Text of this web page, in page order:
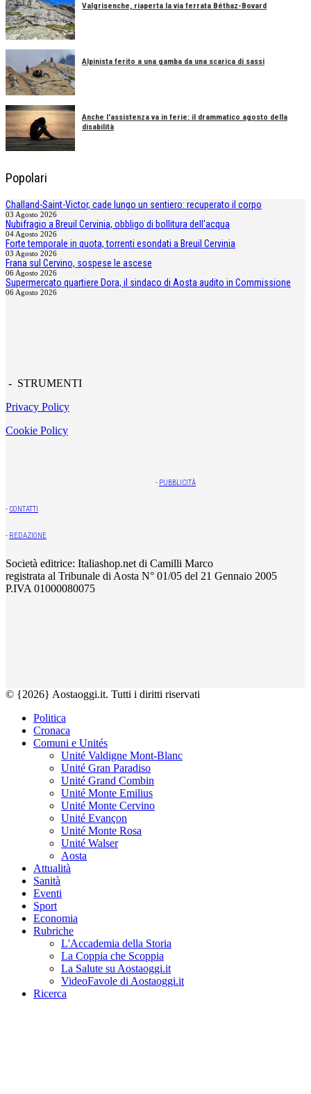
Valgrisenche, riaperta la via ferrata Béthaz-Bovard
Alpinista ferito a una gamba da una scarica di sassi
Anche l'assistenza va in ferie: il drammatico agosto della
disabilità
Popolari
Challand-Saint-Victor, cade lungo un sentiero: recuperato il corpo
03 Agosto 2026
Nubifragio a Breuil Cervinia, obbligo di bollitura dell'acqua
04 Agosto 2026
Forte temporale in quota, torrenti esondati a Breuil Cervinia
03 Agosto 2026
Frana sul Cervino, sospese le ascese
06 Agosto 2026
Supermercato quartiere Dora, il sindaco di Aosta audito in Commissione
06 Agosto 2026
- STRUMENTI
Privacy Policy
Cookie Policy
- PUBBLICITÀ
- CONTATTI
- REDAZIONE
Società editrice: Italiashop.net di Camilli Marco
registrata al Tribunale di Aosta N° 01/05 del 21 Gennaio 2005
P.IVA 01000080075
© {2026} Aostaoggi.it. Tutti i diritti riservati
Politica
Cronaca
Comuni e Unités
Unité Valdigne Mont-Blanc
Unité Gran Paradiso
Unité Grand Combin
Unité Monte Emilius
Unité Monte Cervino
Unité Evançon
Unité Monte Rosa
Unité Walser
Aosta
Attualità
Sanità
Eventi
Sport
Economia
Rubriche
L'Accademia della Storia
La Coppia che Scoppia
La Salute su Aostaoggi.it
VideoFavole di Aostaoggi.it
Ricerca